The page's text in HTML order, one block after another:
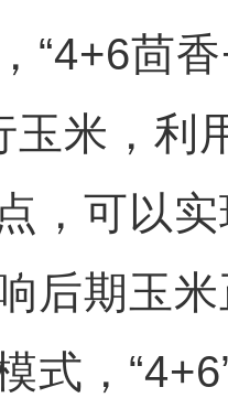
茴香
玉米，利
，可以
后期玉
式，